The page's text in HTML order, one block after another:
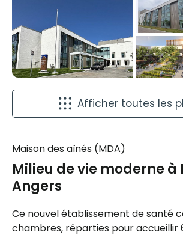
Afficher toutes les
Maison des aînés (MDA)
Milieu de vie moderne à
Angers
Ce nouvel établissement de santé
chambres, réparties pour accueillir